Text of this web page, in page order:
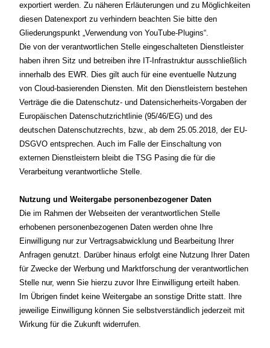
exportiert werden. Zu näheren Erläuterungen und zu Möglichkeiten
diesen Datenexport zu verhindern beachten Sie bitte den
Gliederungspunkt „Verwendung von YouTube-Plugins“.
Die von der verantwortlichen Stelle eingeschalteten Dienstleister
haben ihren Sitz und betreiben ihre IT-Infrastruktur ausschließlich
innerhalb des EWR. Dies gilt auch für eine eventuelle Nutzung
von Cloud-basierenden Diensten. Mit den Dienstleistern bestehen
Verträge die die Datenschutz- und Datensicherheits-Vorgaben der
Europäischen Datenschutzrichtlinie (95/46/EG) und des
deutschen Datenschutzrechts, bzw., ab dem 25.05.2018, der EU-
DSGVO entsprechen. Auch im Falle der Einschaltung von
externen Dienstleistern bleibt die TSG Pasing die für die
Verarbeitung verantwortliche Stelle.
Nutzung und Weitergabe personenbezogener Daten
Die im Rahmen der Webseiten der verantwortlichen Stelle
erhobenen personenbezogenen Daten werden ohne Ihre
Einwilligung nur zur Vertragsabwicklung und Bearbeitung Ihrer
Anfragen genutzt. Darüber hinaus erfolgt eine Nutzung Ihrer Daten
für Zwecke der Werbung und Marktforschung der verantwortlichen
Stelle nur, wenn Sie hierzu zuvor Ihre Einwilligung erteilt haben.
Im Übrigen findet keine Weitergabe an sonstige Dritte statt. Ihre
jeweilige Einwilligung können Sie selbstverständlich jederzeit mit
Wirkung für die Zukunft widerrufen.